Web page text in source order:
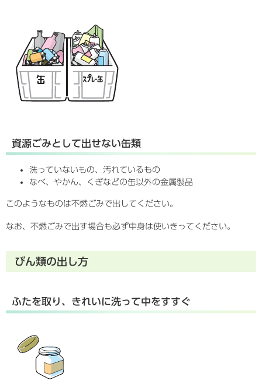
資源ごみとして出せない缶類
洗っていないもの、汚れているもの
なべ、やかん、くぎなどの缶以外の金属製品
このようなものは不燃ごみで出してください。
なお、不燃ごみで出す場合も必ず中身は使いきってください。
びん類の出し方
ふたを取り、きれいに洗って中をすすぐ